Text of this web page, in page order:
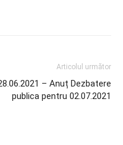
Articolul următor
– Anuț Dezbatere
publica pentru 02.07.2021